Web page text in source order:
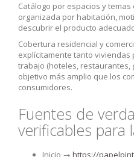
Catálogo por espacios y temas
organizada por habitación,
descubrir el producto
Cobertura residencial y
explícitamente tanto viviendas
trabajo (hoteles, restaurantes,
objetivo más amplio que los
consumidores.
Fuentes de
verificables para
Inicio → https://